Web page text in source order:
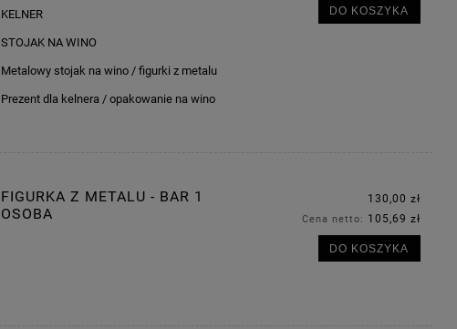
KELNER
STOJAK NA WINO
Metalowy stojak na wino / figurki z metalu
Prezent dla kelnera / opakowanie na wino
DO KOSZYKA
FIGURKA Z METALU - BAR 1
OSOBA
130,00 zł
Cena netto: 105,69 zł
DO KOSZYKA